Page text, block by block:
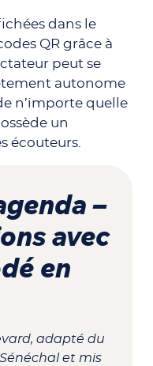
dans le
QR grâce à
peut se
autonome
n’importe quelle
un
écouteurs.
–
avec
en
, adapté du
et mis